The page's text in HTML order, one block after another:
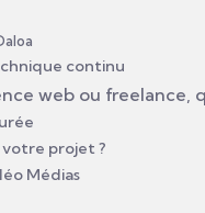
continu
web ou freelance,
projet ?
Médias